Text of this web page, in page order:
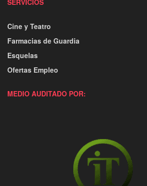
Cine y Teatro
Farmacias de Guardia
Esquelas
Ofertas Empleo
MEDIO AUDITADO POR: